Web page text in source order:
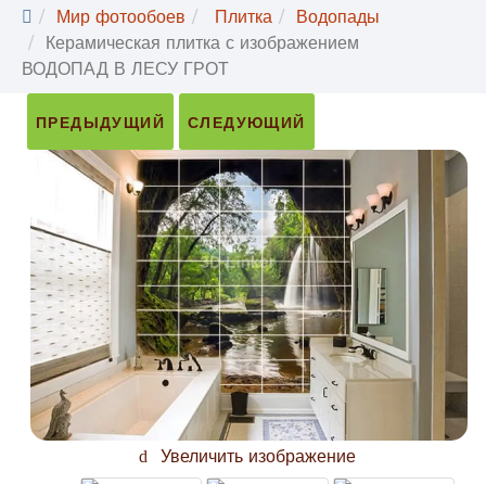
Мир фотообоев Плитка
Водопады
Керамическая плитка с изображением
ВОДОПАД В ЛЕСУ ГРОТ
ПРЕДЫДУЩИЙ СЛЕДУЮЩИЙ
Увеличить изображение